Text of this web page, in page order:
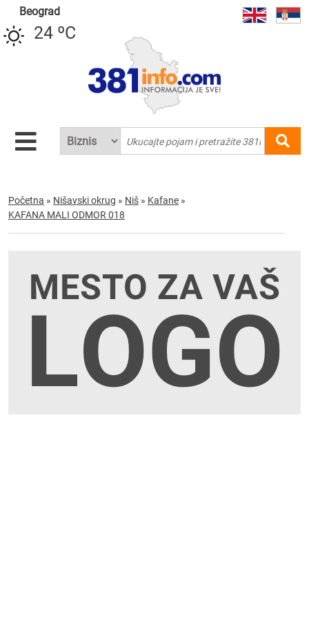
Beograd
24 ºC
Početna » Nišavski okrug » Niš » Kafane »
KAFANA MALI ODMOR 018